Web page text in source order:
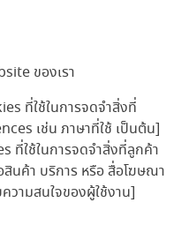
ของเรา
ที่ใช้ในการจดจำสิ่งที่
เช่น ภาษาที่ใช้ เป็นต้น]
ที่ใช้ในการจดจำสิ่งที่ลูกค้า
สินค้า บริการ หรือ สื่อโฆษณา
วามสนใจของผู้ใช้งาน]